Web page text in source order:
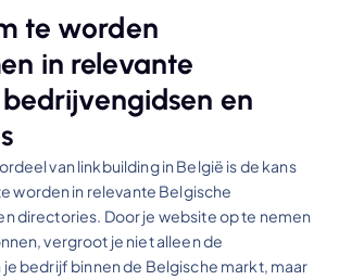
te worden
in relevante
bedrijvengidsen en
van linkbuilding in België is de kans
worden in relevante Belgische
directories. Door je website op te nemen
vergroot je niet alleen de
je bedrijf binnen de Belgische markt, maar